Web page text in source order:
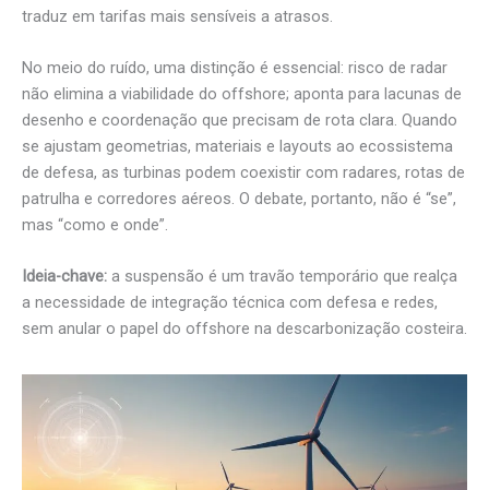
traduz em tarifas mais sensíveis a atrasos.
No meio do ruído, uma distinção é essencial: risco de radar
não elimina a viabilidade do offshore; aponta para lacunas de
desenho e coordenação que precisam de rota clara. Quando
se ajustam geometrias, materiais e layouts ao ecossistema
de defesa, as turbinas podem coexistir com radares, rotas de
patrulha e corredores aéreos. O debate, portanto, não é “se”,
mas “como e onde”.
Ideia-chave: a suspensão é um travão temporário que realça
a necessidade de integração técnica com defesa e redes,
sem anular o papel do offshore na descarbonização costeira.